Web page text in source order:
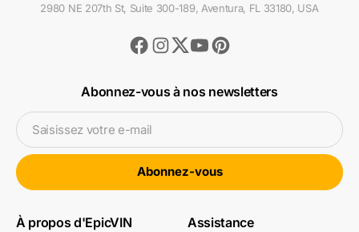
2980 NE 207th St, Suite 300-189, Aventura, FL 33180, USA
Facebook
Instagram
TwitterYoutubePinterest
Abonnez-vous à nos newsletters
Saisissez votre e-mail
Abonnez-vous
À propos d'EpicVIN Assistance